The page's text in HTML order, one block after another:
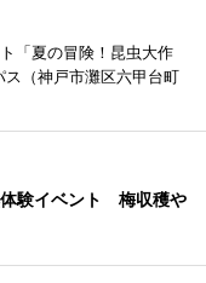
「夏の冒険！昆虫大作
（神戸市灘区六甲台町
験イベント 梅収穫や